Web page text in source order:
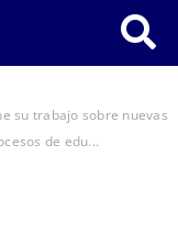
su trabajo sobre nuevas
de edu...